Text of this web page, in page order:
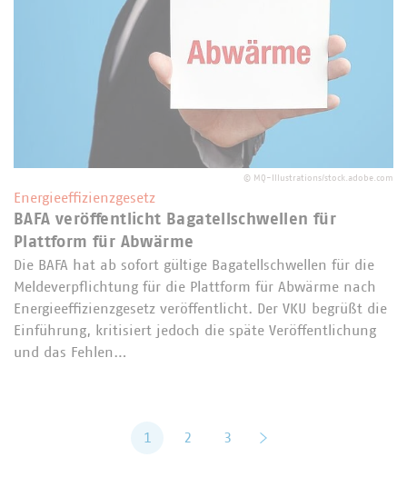
© MQ-Illustrations/stock.adobe.com
Energieeffizienzgesetz
BAFA veröffentlicht Bagatellschwellen für
Plattform für Abwärme
Die BAFA hat ab sofort gültige Bagatellschwellen für die
Meldeverpflichtung für die Plattform für Abwärme nach
Energieeffizienzgesetz veröffentlicht. Der VKU begrüßt die
Einführung, kritisiert jedoch die späte Veröffentlichung
und das Fehlen…
1 2 3